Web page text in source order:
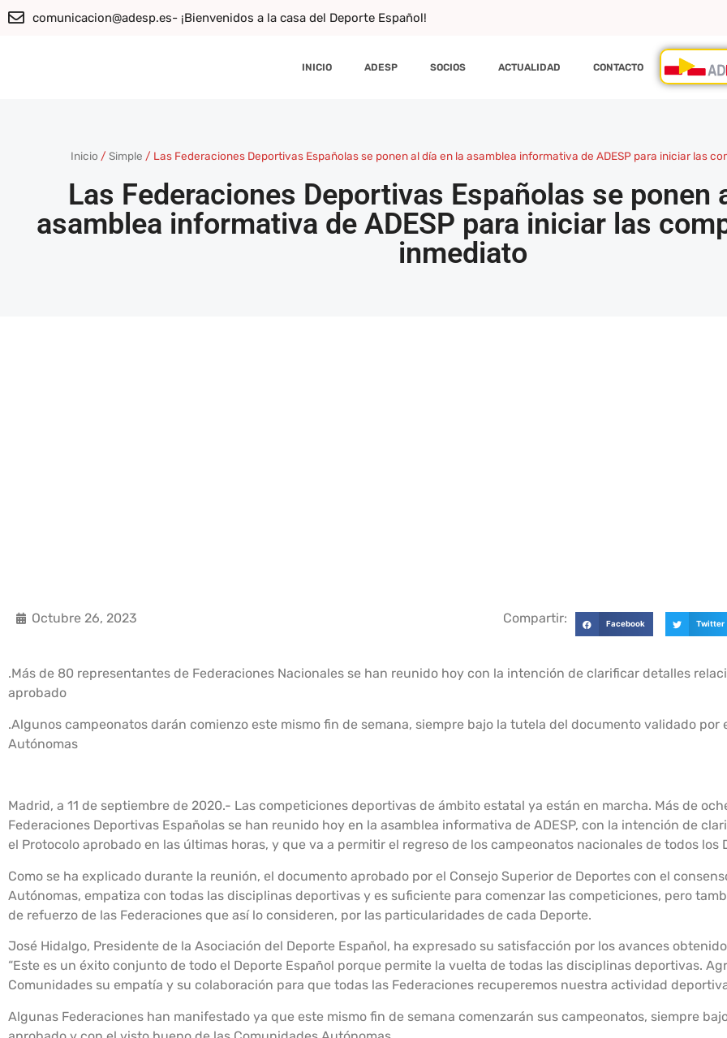
comunicacion@adesp.es- ¡Bienvenidos a la casa del Deporte Español!
INICIO ADESP SOCIOS ACTUALIDAD CONTACTO
Inicio / Simple / Las Federaciones Deportivas Españolas se ponen al día en la asamblea informativa de ADESP para iniciar las
Las Federaciones Deportivas Españolas se ponen
asamblea informativa de ADESP para iniciar las
inmediato
Octubre 26, 2023 Compartir: Facebook Twitter
.Más de 80 representantes de Federaciones Nacionales se han reunido hoy con la intención de clarificar detalles
aprobado
.Algunos campeonatos darán comienzo este mismo fin de semana, siempre bajo la tutela del documento validado por
Autónomas
Madrid, a 11 de septiembre de 2020.- Las competiciones deportivas de ámbito estatal ya están en marcha. Más de
Federaciones Deportivas Españolas se han reunido hoy en la asamblea informativa de ADESP, con la intención de
el Protocolo aprobado en las últimas horas, y que va a permitir el regreso de los campeonatos nacionales de todos los
Como se ha explicado durante la reunión, el documento aprobado por el Consejo Superior de Deportes con el
Autónomas, empatiza con todas las disciplinas deportivas y es suficiente para comenzar las competiciones, pero
de refuerzo de las Federaciones que así lo consideren, por las particularidades de cada Deporte.
José Hidalgo, Presidente de la Asociación del Deporte Español, ha expresado su satisfacción por los avances
“Este es un éxito conjunto de todo el Deporte Español porque permite la vuelta de todas las disciplinas deportivas.
Comunidades su empatía y su colaboración para que todas las Federaciones recuperemos nuestra actividad
Algunas Federaciones han manifestado ya que este mismo fin de semana comenzarán sus campeonatos, siempre